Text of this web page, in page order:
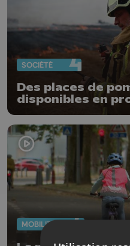
SOCIÉTÉ
Des places de
disponibles en
pas nous aider"
MOBILITÉ